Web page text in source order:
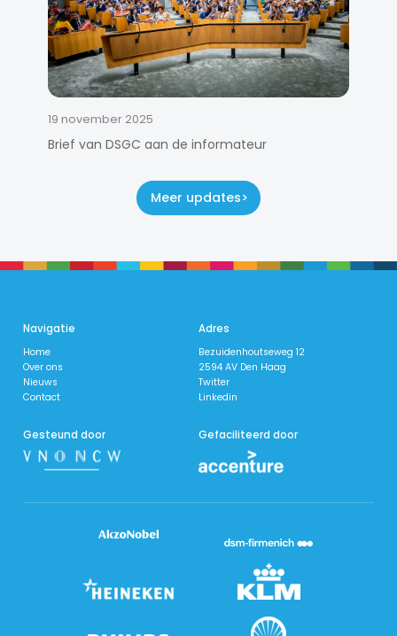
19 november 2025
Brief van DSGC aan de informateur
Meer updates
Navigatie
Home
Over ons
Nieuws
​Contact
Adres
Bezuidenhoutseweg 12
2594 AV Den Haag
Twitter
Linkedin
Gesteund door Gefaciliteerd door